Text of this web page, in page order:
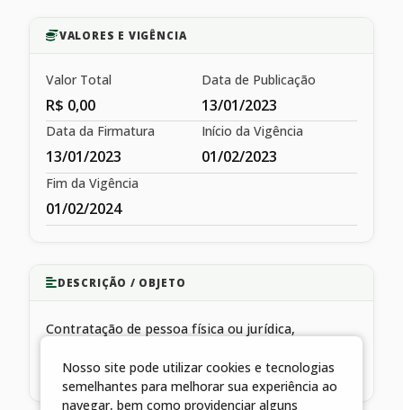
VALORES E VIGÊNCIA
Valor Total
R$ 0,00
Data de Publicação
13/01/2023
Data da Firmatura
13/01/2023
Início da Vigência
01/02/2023
Fim da Vigência
01/02/2024
DESCRIÇÃO / OBJETO
Contratação de pessoa física ou jurídica,
complementares de assistência à saúde
Nosso site pode utilizar cookies e tecnologias
semelhantes para melhorar sua experiência ao
navegar, bem como providenciar alguns